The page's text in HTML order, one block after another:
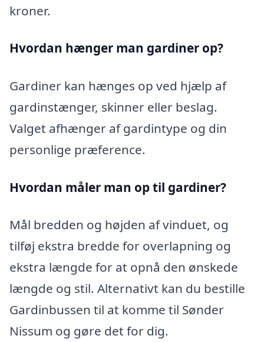
kroner.
Hvordan hænger man gardiner op?
Gardiner kan hænges op ved hjælp af
gardinstænger, skinner eller beslag.
Valget afhænger af gardintype og din
personlige præference.
Hvordan måler man op til gardiner?
Mål bredden og højden af vinduet, og
tilføj ekstra bredde for overlapning og
ekstra længde for at opnå den ønskede
længde og stil. Alternativt kan du bestille
Gardinbussen til at komme til Sønder
Nissum og gøre det for dig.